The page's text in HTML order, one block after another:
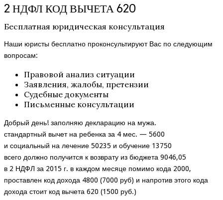
2 НДФЛ КОД ВЫЧЕТА 620
Бесплатная юридическая консультация
Наши юристы бесплатно проконсультируют Вас по следующим
вопросам:
Правовой анализ ситуации
Заявления, жалобы, претензии
Судебные документы
Письменные консультации
Добрый день! заполняю декларацию на мужа.
стандартный вычет на ребенка за 4 мес. — 5600
и социальный на лечение 50235 и обучение 13750
всего должно получится к возврату из бюджета 9046,05
в 2 НДФЛ за 2015 г. в каждом месяце помимо кода 2000,
проставлен код дохода 4800 (7000 руб) и напротив этого кода
дохода стоит код вычета 620 (1500 руб.)